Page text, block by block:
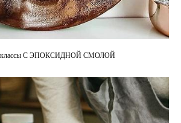
классы С ЭПОКСИДНОЙ СМОЛОЙ